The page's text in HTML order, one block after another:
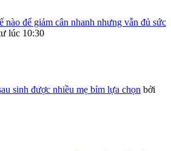
nào để giảm cân nhanh nhưng vẫn đủ sức
lúc 10:30
sinh được nhiều mẹ bỉm lựa chọn bởi